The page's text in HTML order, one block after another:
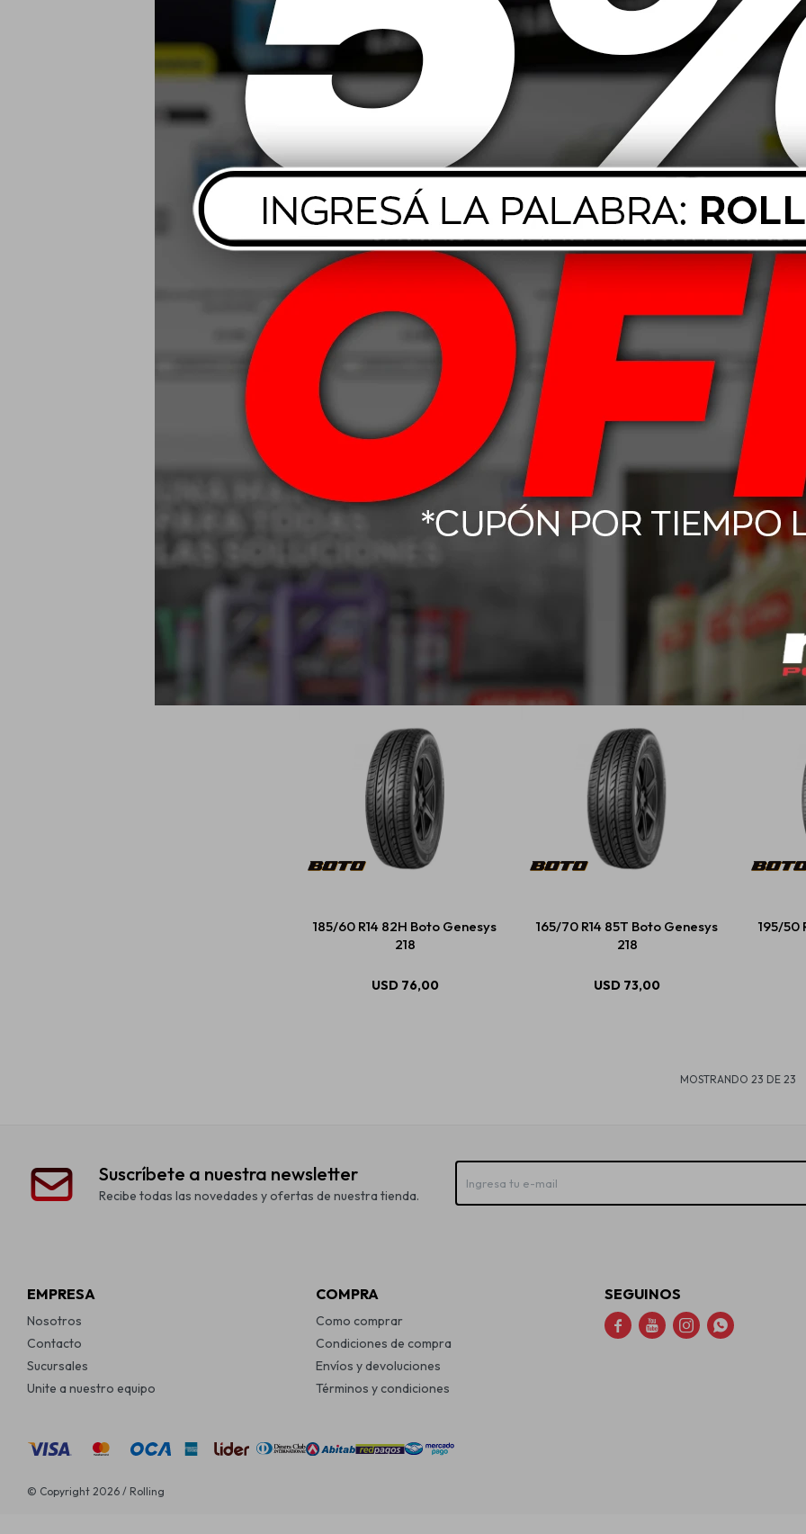
185/70 R14 88T Boto Genesys
USD82,00
225/45 R17 91W Boto Vantage
107,00
145/70
205/55 R16 91W Boto Genesys
155/
185/60 R14 82H Boto Genesys
218
USD 76,00
165/70 R14 85T Boto Genesys
218
USD 73,00
195/50
MOSTRANDO 23 DE 23
Suscríbete a nuestra newsletter
Recibe todas las novedades y ofertas de nuestra tienda.
EMPRESA
Nosotros
Contacto
Sucursales
Unite a nuestro equipo
COMPRA
Como comprar
Condiciones de compra
Envíos y devoluciones
Términos y condiciones
SEGUINOS
   
© Copyright 2026 / Rolling